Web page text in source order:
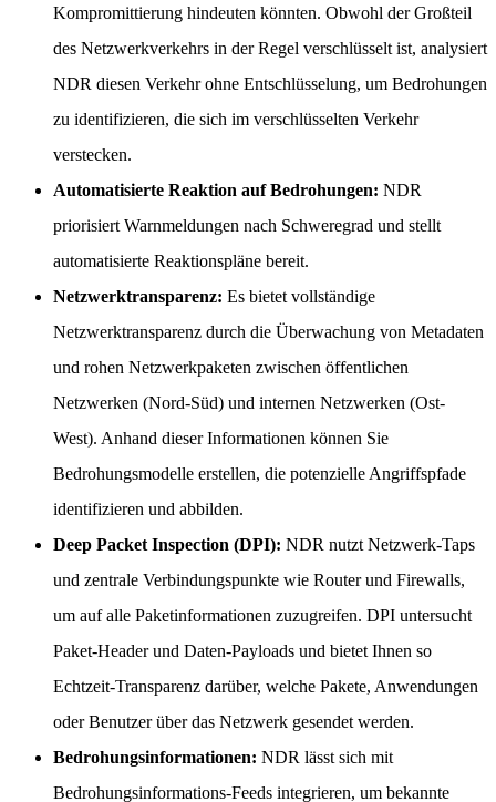
Kompromittierung hindeuten könnten. Obwohl der Großteil
des Netzwerkverkehrs in der Regel verschlüsselt ist, analysiert
NDR diesen Verkehr ohne Entschlüsselung, um Bedrohungen
zu identifizieren, die sich im verschlüsselten Verkehr
verstecken.
Automatisierte Reaktion auf Bedrohungen: NDR
priorisiert Warnmeldungen nach Schweregrad und stellt
automatisierte Reaktionspläne bereit.
Netzwerktransparenz: Es bietet vollständige
Netzwerktransparenz durch die Überwachung von Metadaten
und rohen Netzwerkpaketen zwischen öffentlichen
Netzwerken (Nord-Süd) und internen Netzwerken (Ost-
West). Anhand dieser Informationen können Sie
Bedrohungsmodelle erstellen, die potenzielle Angriffspfade
identifizieren und abbilden.
Deep Packet Inspection (DPI): NDR nutzt Netzwerk-Taps
und zentrale Verbindungspunkte wie Router und Firewalls,
um auf alle Paketinformationen zuzugreifen. DPI untersucht
Paket-Header und Daten-Payloads und bietet Ihnen so
Echtzeit-Transparenz darüber, welche Pakete, Anwendungen
oder Benutzer über das Netzwerk gesendet werden.
Bedrohungsinformationen: NDR lässt sich mit
Bedrohungsinformations-Feeds integrieren, um bekannte